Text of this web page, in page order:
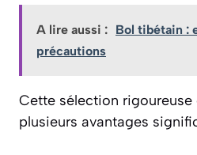
A lire aussi : Bol tibétain :
précautions
Cette sélection
plusieurs avantages